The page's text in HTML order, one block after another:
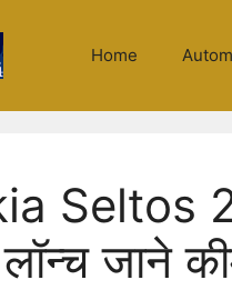
Home
Seltos
जाने